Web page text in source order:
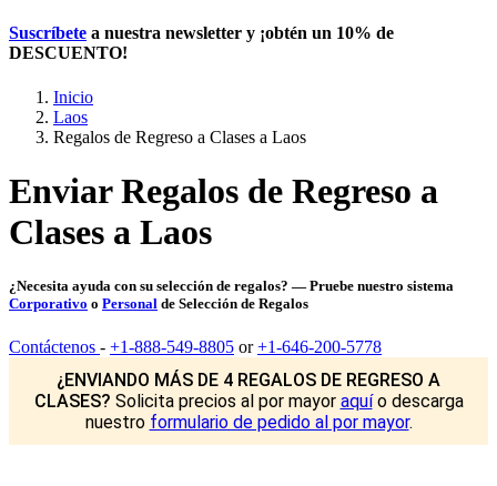
Suscríbete a nuestra newsletter y ¡obtén un 10% de
DESCUENTO!
Inicio
Laos
Regalos de Regreso a Clases a Laos
Enviar Regalos de Regreso a
Clases a Laos
¿Necesita ayuda con su selección de regalos? — Pruebe nuestro sistema
Corporativo o Personal de Selección de Regalos
Contáctenos - +1-888-549-8805 or+1-646-200-5778
¿ENVIANDO MÁS DE 4 REGALOS DE REGRESO A
CLASES? Solicita precios al por mayor aquío descarga
nuestro formulario de pedido al por mayor.